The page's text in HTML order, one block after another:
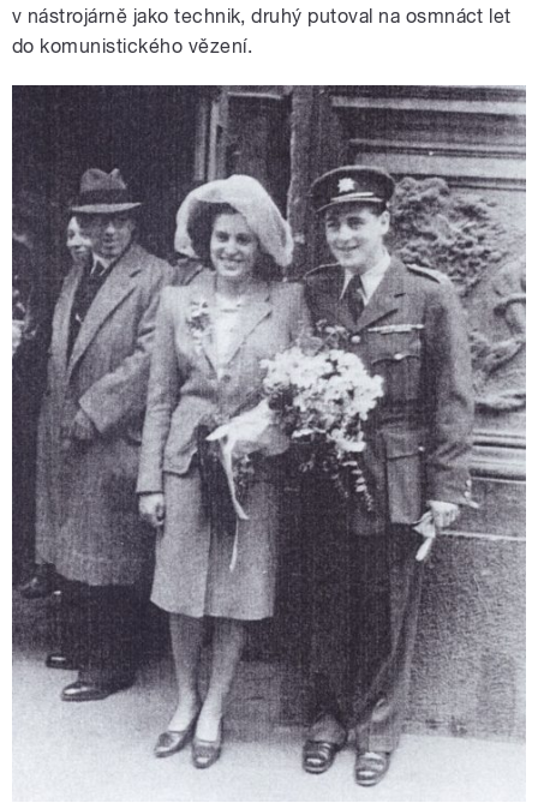
v nástrojárně jako technik, druhý putoval na osmnáct let
do komunistického vězení.